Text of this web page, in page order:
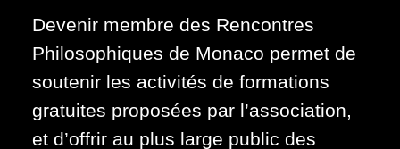
Devenir membre des Rencontres
Philosophiques de Monaco permet de
soutenir les activités de formations
gratuites proposées par l’association,
et d’offrir au plus large public des